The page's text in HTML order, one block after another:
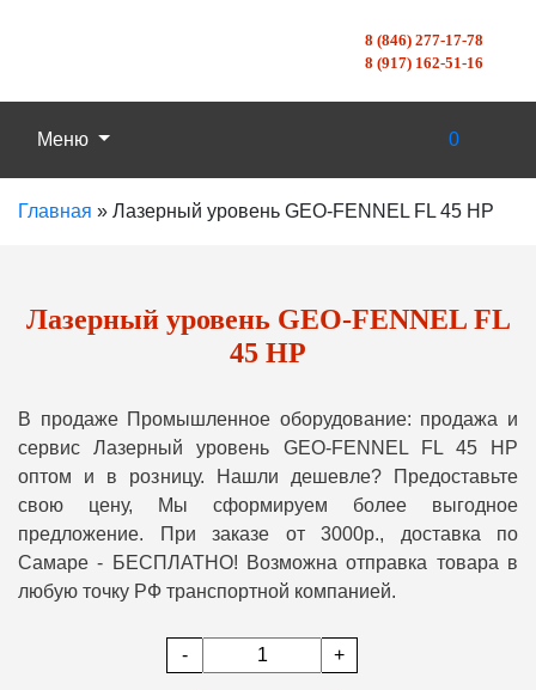
8 (846) 277-17-78
8 (917) 162-51-16
Меню 0
Главная » Лазерный уровень GEO-FENNEL FL 45 HP
Лазерный уровень GEO-FENNEL FL
45 HP
В продаже Промышленное оборудование: продажа и
сервис Лазерный уровень GEO-FENNEL FL 45 HP
оптом и в розницу. Нашли дешевле? Предоставьте
свою цену, Мы сформируем более выгодное
предложение. При заказе от 3000р., доставка по
Самаре - БЕСПЛАТНО! Возможна отправка товара в
любую точку РФ транспортной компанией.
- +